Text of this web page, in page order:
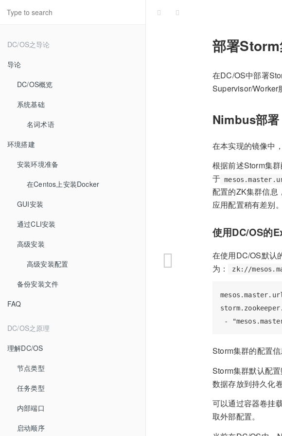
DC/OS之导论
导论
DC/OS概览
系统基础
名词术语
环境搭建
安装环境准备
在Centos上安装Docker
GUI安装
通过CLI安装
高级安装
高级安装配置
备份安装文件
FAQ
DC/OS之原理
理解DC/OS
节点类型
任务类型
内部端口
启动顺序
部署
在DC/OS中部署
Supervisor/Worker
Nimbus部署
在本实现的镜像中
根据前述Storm集
于
配置的ZK集群信息
应用配置稍有差别。
使用DC/OS的
在使用DC/OS默认
为：
zk://
-
Storm集群的配置
Storm集群默认配
数据存放到持久化
可以通过容器卷挂
取外部配置。